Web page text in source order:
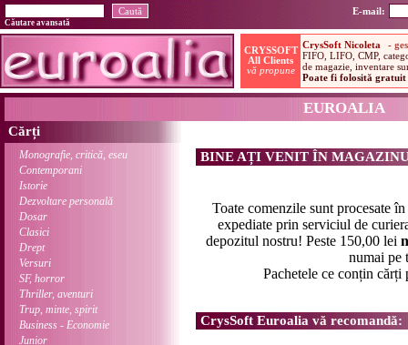
E-mail:
Căutare avansată
EUROALIA
Cărți
Monografie, critică, eseu
Contemporani
Istorie
Dezvoltare personală
Dosar
Clasici
Drept
Versuri
SF, horror
Thriller, aventuri
Trup, minte, spirit
Business - Economie
Junior
BINE AȚI VENIT ÎN
Toate comenzile sunt procesate în
expediate prin serviciul de
depozitul nostru! Peste 150,00 lei
numai pe
Pachetele ce conțin cărți
CrysSoft Euroalia vă recomandă: